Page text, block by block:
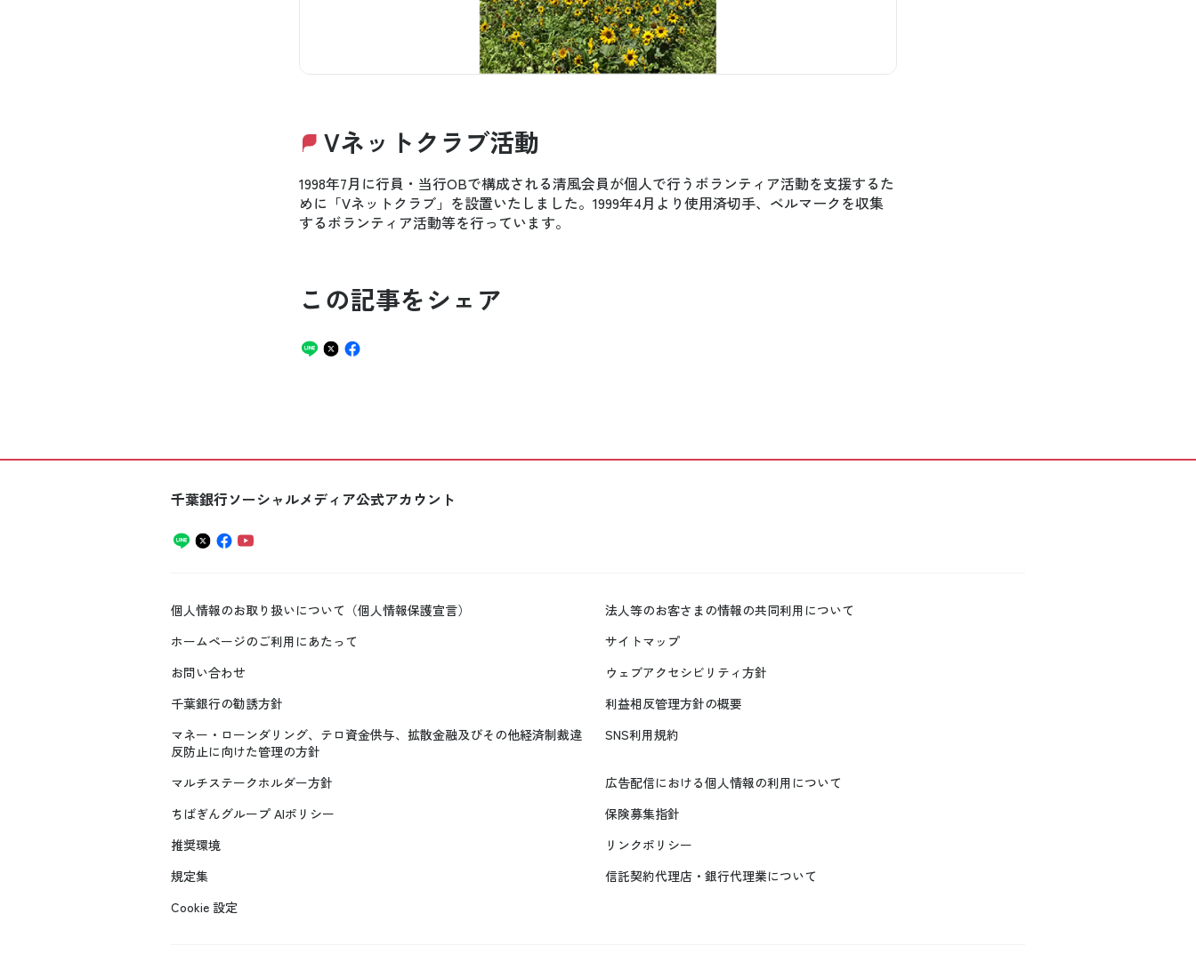
Vネットクラブ活動
1998年7月に行員・当行OBで構成される清風会員が個人で行うボランティア活動を支援するた
めに「Vネットクラブ」を設置いたしました。1999年4月より使用済切手、ベルマークを収集
するボランティア活動等を行っています。
この記事をシェア
千葉銀行ソーシャルメディア公式アカウント
個人情報のお取り扱いについて（個人情報保護宣言）
法人等のお客さまの情報の共同利用について
ホームページのご利用にあたって
サイトマップ
お問い合わせ
ウェブアクセシビリティ方針
千葉銀行の勧誘方針
利益相反管理方針の概要
マネー・ローンダリング、テロ資金供与、拡散金融及びその他経済制裁違
反防止に向けた管理の方針
SNS利用規約
マルチステークホルダー方針
広告配信における個人情報の利用について
ちばぎんグループ AIポリシー
保険募集指針
推奨環境
リンクポリシー
規定集
信託契約代理店・銀行代理業について
Cookie 設定